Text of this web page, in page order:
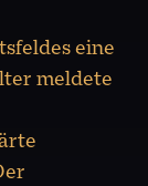
eine
meldete